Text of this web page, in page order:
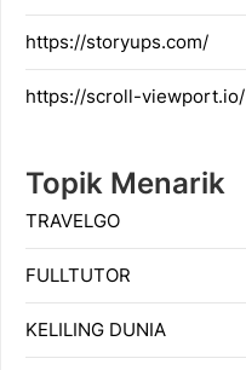
https://storyups.com/
https://scroll-viewport.io/
Topik Menarik
TRAVELGO
FULLTUTOR
KELILING DUNIA